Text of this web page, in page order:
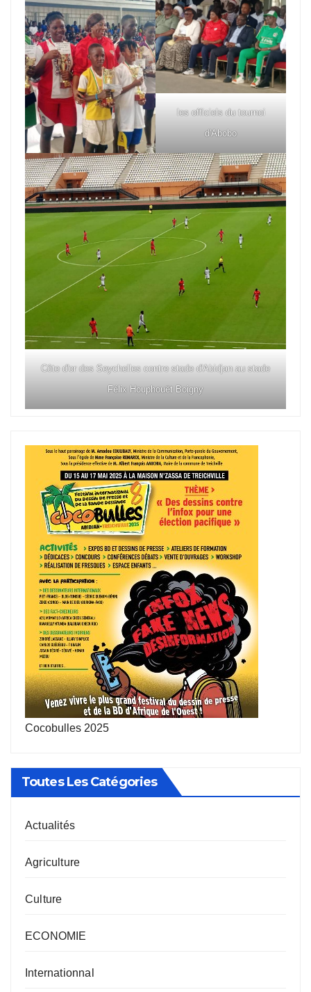
les officiels du tournoi
d'Abobo
Côte d'or des Seychelles contre stade d'Abidjan au stade
Félix Houphouët Boigny
Cocobulles 2025
Toutes Les Catégories
Actualités
Agriculture
Culture
ECONOMIE
Internationnal